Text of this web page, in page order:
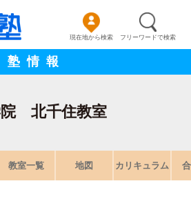
現在地から検索 フリーワードで検索
塾情報
院 北千住教室
教室一覧 地図 カリキュラム